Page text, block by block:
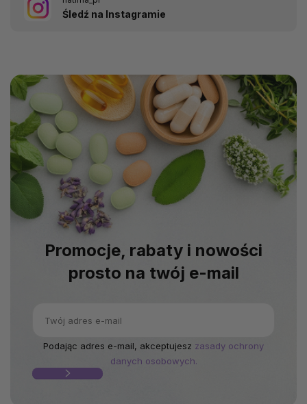
Śledź na Instagramie
Promocje, rabaty i nowości
prosto na twój e-mail
Podając adres e-mail, akceptujesz zasady ochrony
danych osobowych.